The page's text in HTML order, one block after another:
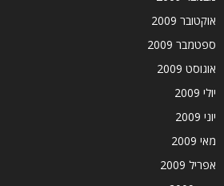
אוקטובר 2009
ספטמבר 2009
אוגוסט 2009
יולי 2009
יוני 2009
מאי 2009
אפריל 2009